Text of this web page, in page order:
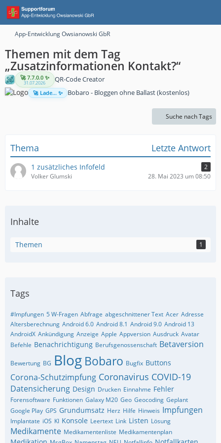
App-Entwicklung Owsianowski GbR
Themen mit dem Tag
„Zusatzinformationen Kontakt?“
🚀 7.7.0.0 ✨
31.07.2026 QR-Code Creator
🚀 Lade... ✨ Bobaro - Bloggen ohne Ballast (kostenlos)
Suche nach Tags
Thema Letzte Antwort
1 zusätzliches Infofeld
2
Volker Glumski
28. Mai 2023 um 08:50
Inhalte
Themen 1
Tags
#Impfungen 5 W-Fragen Abfrage abgeschnittener Text Acer Adresse
Altersberechnung Android 6.0 Android 8.1 Android 9.0 Android 13
AndroidX Ankündigung Anzeige Apple Appversion Ausdruck Avatar
Befehle Benachrichtigung Berufsgenossenschaft Betaversion
Bewertung BG Blog Bobaro Bugfix Buttons
Corona-Schutzimpfung Coronavirus COVID-19
Datensicherung Design Drucken Einnahme Fehler
Forensoftware Funktionen Galaxy M20 Geo Geocoding Geplant
Google Play GPS Grundumsatz Herz Hilfe Hinweis Impfungen
Implantate iOS KI Konsole Leertext Link Listen Lösung
Medikamente Medikamentenliste Medikamentenplan